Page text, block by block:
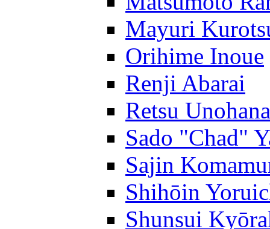
Mayuri
Orihime Inoue
Renji Abarai
Retsu Unohana
Sado "Chad"
Sajin
Shihōin
Shunsui